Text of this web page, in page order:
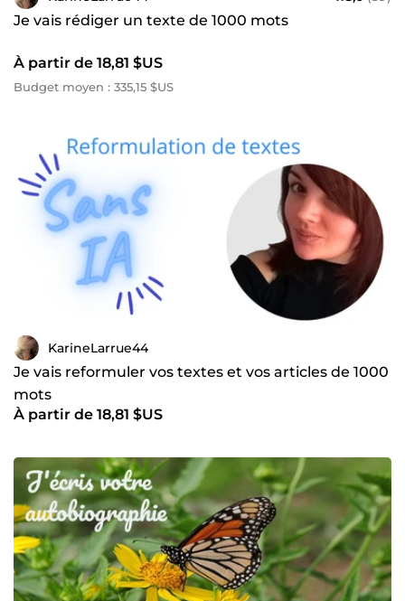
Je vais rédiger un texte de 1000 mots
À partir de 18,81 $US
Budget moyen : 335,15 $US
KarineLarrue44
Je vais reformuler vos textes et vos articles de 1000
mots
À partir de 18,81 $US